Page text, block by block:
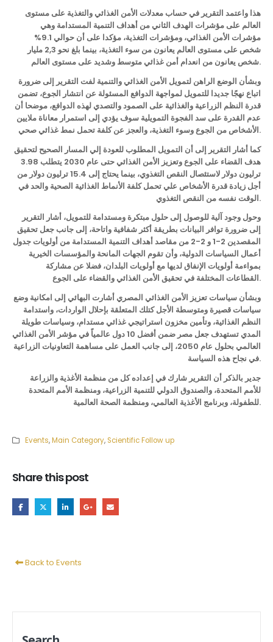
هذا واعتمد التقرير في حساب معدلات الأمن الغذائي والتغذية على مستوى
العالم على مؤشرات الهدف الثاني من أهداف التنمية المستدامة وهي
مؤشرات الأمن الغذائي، ومؤشرات التغذية، مؤكدا على أن حوالي 9.1%
شخص على مستوى العالم يعانون من سوء التغذية، بينما بلغ نحو 2,3 مليار
شخص يعانون من انعدام أمن غذائي متوسط وشديد على مستوى العالم.
وبشأن الوضع الراهن لتمويل الأمن الغذائي والتنمية لفت التقرير إلى ضرورة
اتباع نهجًا جديدا للتمويل لمواجهة الدوافع المسئولة عن انتشار الجوع، تضمن
قدرة النظم الزراعية والغذائية على الصمود والتصدي لهذه الدوافع، موضحا أن
عدم القدرة على سد الفجوة التمويلية سوف يؤدي إلى استمرار معاناة ملايين
الأشخاص من الجوع وسوء التغذية، والعجز عن كلفة تحمل نمط غذائي صحي.
كما أشار التقرير إلى أن التمويل المطلوب للعودة إلي المسار الصحيح لتحقيق
هدف القضاء على الجوع وتعزيز الأمن الغذائي حتى عام 2030 يتطلب 3.98
ترليون دولار لاستئصال النقص التغذوي، بينما يحتاج إلى 15.4 ترليون دولار من
أجل زيادة قدرة الأشخاص علي تحمل كلفة الأنماط الغذائية الصحية والحد في
الوقت نفسه من النقص التغذوي.
وحول وجود آلية للوصول إلى حلول مبتكرة ومستدامة للتمويل، أشار التقرير
إلى ضرورة توافر البيانات بطريقة أكثر شفافية واتاحة، إلى جانب جعل تحقيق
المقصدين 2-1 و 2-2 من مقاصد أهداف التنمية المستدامة من أولويات جدول
أعمال السياسات الدولية، وأن تقوم الجهات المانحة والمؤسسات الخيرية
بمواءمة أولويات الإنفاق لديها مع أولويات البلدان، فضلا عن مشاركة
القطاعات المختلفة في تحقيق الأمن الغذائي والقضاء على الجوع.
وبشأن سياسات تعزيز الأمن الغذائي المصري أشارت البهائي إلى امكانية وضع
سياسات قصيرة ومتوسطة الأجل كتلك المتعلقة بإحلال الواردات، واستدامة
النظم الغذائية، وتأمين مخزون استراتيجي غذائي مستدام، وسياسات طويلة
المدي تستهدف جعل مصر ضمن أفضل 10 دول عالمياً في مؤشر الأمن الغذائي
العالمي بحلول عام 2050، إلى جانب العمل على مساهمة التعاونيات الزراعية
في نجاح هذه السياسة.
جدير بالذكر أن التقرير شارك في إعداده كل من منظمة الأغذية والزراعة
للأمم المتحدة، والصندوق الدولي للتنمية الزراعية، ومنظمة الأمم المتحدة
للطفولة، وبرنامج الأغذية العالمي، ومنظمة الصحة العالمية.
Events,Main Category, Scientific Follow up
Share this post
Back to Events